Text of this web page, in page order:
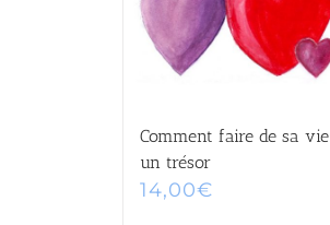
Comment faire de sa vie
un trésor
14,00€